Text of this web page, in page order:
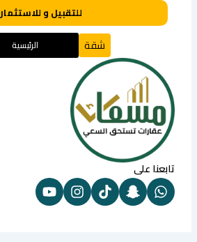
للتقبيل و للاستثمار
شقة الرئيسية
تابعنا على